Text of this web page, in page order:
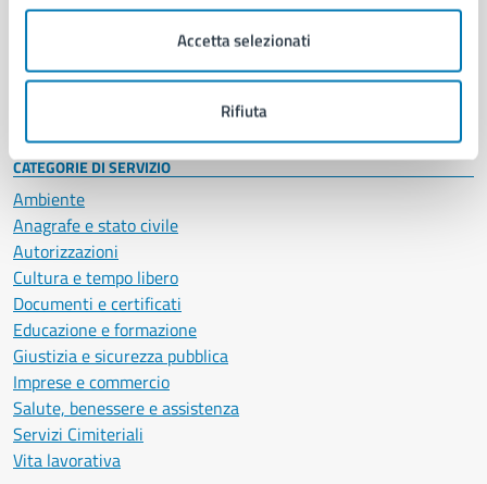
Accetta selezionati
Rifiuta
Politici
Personale amministrativo
Documenti e dati
Intranet, posta aziendale e protocollo
CATEGORIE DI SERVIZIO
Ambiente
Anagrafe e stato civile
Autorizzazioni
Cultura e tempo libero
Documenti e certificati
Educazione e formazione
Giustizia e sicurezza pubblica
Imprese e commercio
Salute, benessere e assistenza
Servizi Cimiteriali
Vita lavorativa